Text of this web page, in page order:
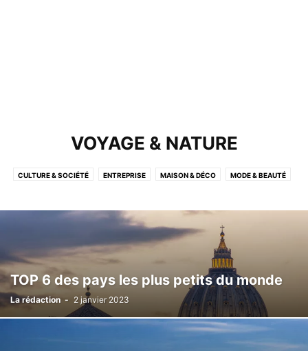
VOYAGE & NATURE
CULTURE & SOCIÉTÉ ENTREPRISE MAISON & DÉCO MODE & BEAUTÉ
VOYAGE & NATURE
TOP 6 des pays les plus petits du monde
La rédaction - 2 janvier 2023